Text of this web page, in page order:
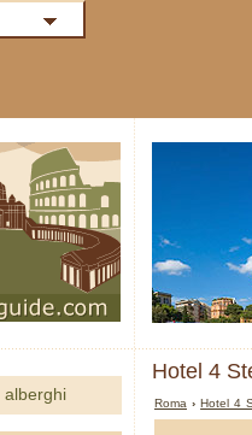
Hotel 4
Roma ›Hotel 4
alberghi